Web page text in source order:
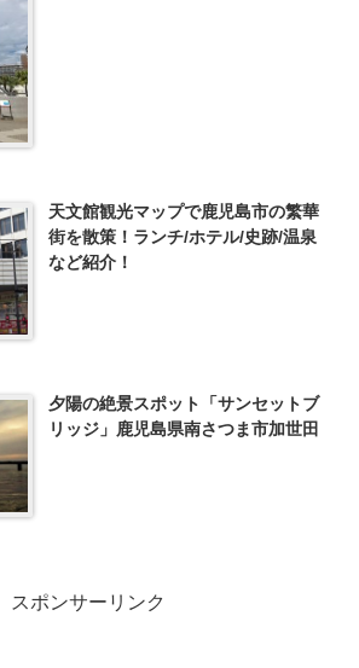
天文館観光マップで鹿児島市の繁華
街を散策！ランチ/ホテル/史跡/温泉
など紹介！
夕陽の絶景スポット「サンセットブ
リッジ」鹿児島県南さつま市加世田
スポンサーリンク